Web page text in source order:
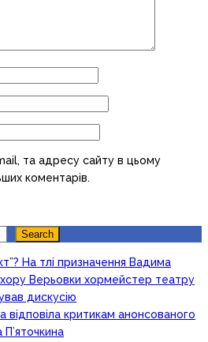
та адресу сайту в цьому
коментарів.
Search
На тлі призначення Вадима
Верьовки хормейстер театру
дискусію
відповіла критикам анонсованого